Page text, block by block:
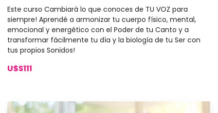
Este curso Cambiará lo que conoces de TU VOZ para
siempre! Aprendé a armonizar tu cuerpo físico, mental,
emocional y energético con el Poder de tu Canto y a
transformar fácilmente tu día y la biología de tu Ser con
tus propios Sonidos!
U$S111